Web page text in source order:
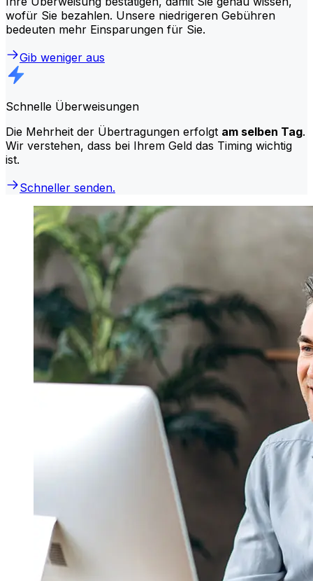
wofür Sie bezahlen. Unsere niedrigeren Gebühren
bedeuten mehr Einsparungen für Sie.
Gib weniger aus
Schnelle Überweisungen
Die Mehrheit der Übertragungen erfolgt am selben Tag.
Wir verstehen, dass bei Ihrem Geld das Timing wichtig
ist.
Schneller senden.